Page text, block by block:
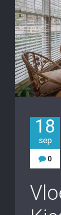
18
sep
0